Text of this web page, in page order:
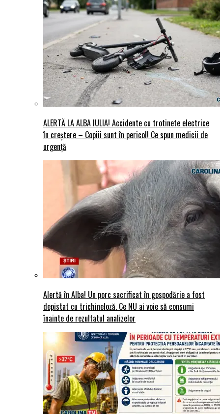
ALERTĂ LA ALBA IULIA! Accidente cu trotinete electrice
în creștere – Copiii sunt în pericol! Ce spun medicii de
urgență
Alertă în Alba! Un porc sacrificat în gospodărie a fost
depistat cu trichineloză. Ce NU ai voie să consumi
înainte de rezultatul analizelor